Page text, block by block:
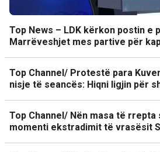
Top News – LDK kërkon postin e
Marrëveshjet mes partive për
Top Channel/ Protestë para
nisje të seancës: Hiqni ligjin për
Top Channel/ Nën masa të
momenti ekstradimit të vrasësit